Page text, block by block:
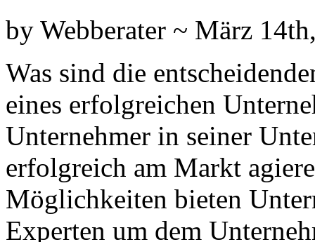
by Webberater ~ März
Was sind die
eines erfolgreichen
Unternehmer in seiner
erfolgreich am Markt
Möglichkeiten bieten
Experten um dem